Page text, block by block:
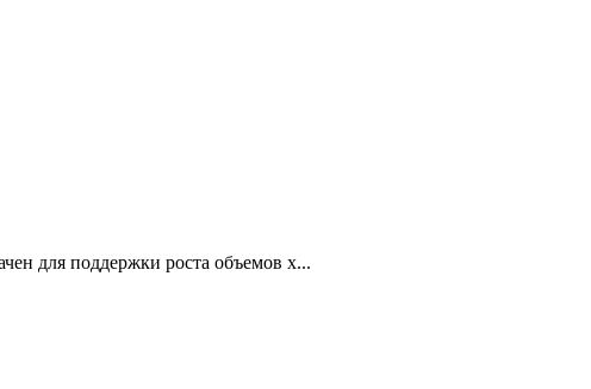
для поддержки роста объемов х...